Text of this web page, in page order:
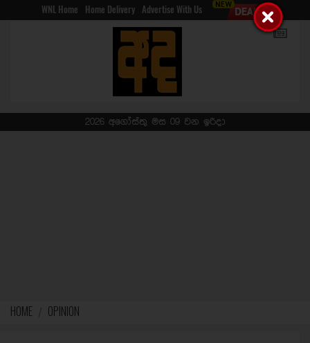
WNL Home Home Delivery Advertise With Us
2026 අගෝස්තු මස 09 වන ඉරිදා
HOME OPINION